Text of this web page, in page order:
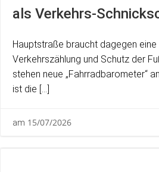
als Verkehrs-
Hauptstraße braucht dagegen eine
Verkehrszählung und Schutz der
stehen neue „Fahrradbarometer“
ist die […]
am 15/07/2026